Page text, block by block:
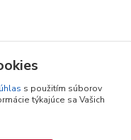
s použitím súborov
týkajúce sa Vašich